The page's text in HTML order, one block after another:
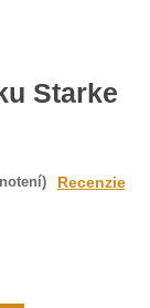
Starke
Recenzie